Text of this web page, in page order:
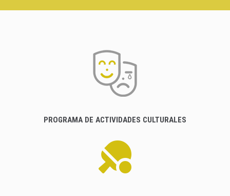
PROGRAMA DE ACTIVIDADES CULTURALES